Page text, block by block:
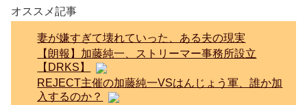
オススメ記事
妻が嫌すぎて壊れていった、ある夫の現実
【朗報】加藤純一、ストリーマー事務所設立
【DRKS】
REJECT主催の加藤純一VSはんじょう軍、誰か加
入するのか？